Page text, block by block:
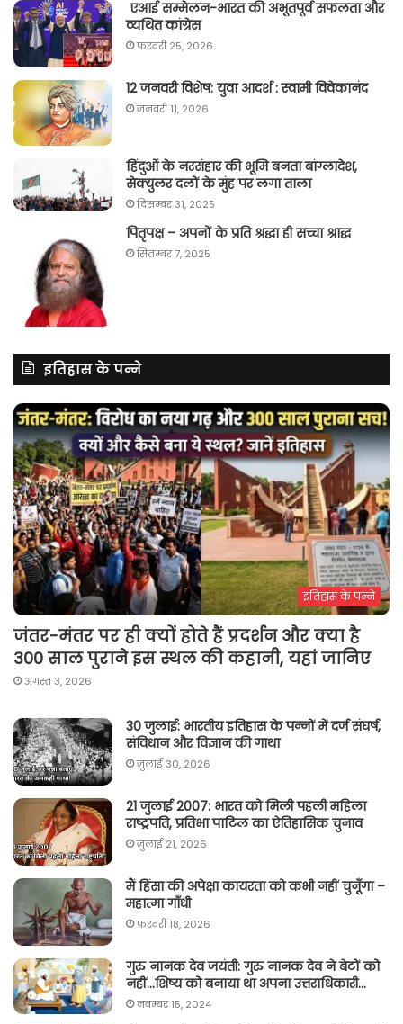
एआई सम्मेलन-भारत की अभूतपूर्व सफलता और
व्यथित कांग्रेस
फ़रवरी 25, 2026
12 जनवरी विशेष: युवा आदर्श : स्वामी विवेकानंद
जनवरी 11, 2026
हिंदुओं के नरसंहार की भूमि बनता बांग्लादेश,
सेक्युलर दलों के मुंह पर लगा ताला
दिसम्बर 31, 2025
पितृपक्ष – अपनों के प्रति श्रद्धा ही सच्चा श्राद्ध
सितम्बर 7, 2025
इतिहास के पन्ने
इतिहास के पन्ने
जंतर-मंतर पर ही क्यों होते हैं प्रदर्शन और क्या है
300 साल पुराने इस स्थल की कहानी, यहां जानिए
अगस्त 3, 2026
30 जुलाई: भारतीय इतिहास के पन्नों में दर्ज संघर्ष,
संविधान और विज्ञान की गाथा
जुलाई 30, 2026
21 जुलाई 2007: भारत को मिली पहली महिला
राष्ट्रपति, प्रतिभा पाटिल का ऐतिहासिक चुनाव
जुलाई 21, 2026
मैं हिंसा की अपेक्षा कायरता को कभी नहीं चुनूँगा –
महात्मा गाँधी
फ़रवरी 18, 2026
गुरु नानक देव जयंती: गुरु नानक देव ने बेटों को
नहीं…शिष्य को बनाया था अपना उत्तराधिकारी…
नवम्बर 15, 2024